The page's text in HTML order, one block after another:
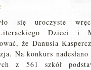
się uroczyste
Literackiego Dzieci i
że Danusia
Na konkurs
z 561 szkół